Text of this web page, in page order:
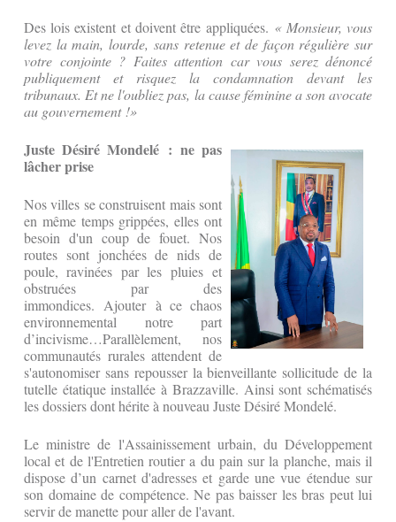
Des lois existent et doivent être appliquées. « Monsieur, vous
levez la main, lourde, sans retenue et de façon régulière sur
votre conjointe ? Faites attention car vous serez dénoncé
publiquement et risquez la condamnation devant les
tribunaux. Et ne l'oubliez pas, la cause féminine a son avocate
au gouvernement !»
Juste Désiré Mondelé : ne pas
lâcher prise
Nos villes se construisent mais sont
en même temps grippées, elles ont
besoin d'un coup de fouet. Nos
routes sont jonchées de nids de
poule, ravinées par les pluies et
obstruées par des
immondices. Ajouter à ce chaos
environnemental notre part
d’incivisme…Parallèlement, nos
communautés rurales attendent de
s'autonomiser sans repousser la bienveillante sollicitude de la
tutelle étatique installée à Brazzaville. Ainsi sont schématisés
les dossiers dont hérite à nouveau Juste Désiré Mondelé.
Le ministre de l'Assainissement urbain, du Développement
local et de l'Entretien routier a du pain sur la planche, mais il
dispose d’un carnet d'adresses et garde une vue étendue sur
son domaine de compétence. Ne pas baisser les bras peut lui
servir de manette pour aller de l'avant.